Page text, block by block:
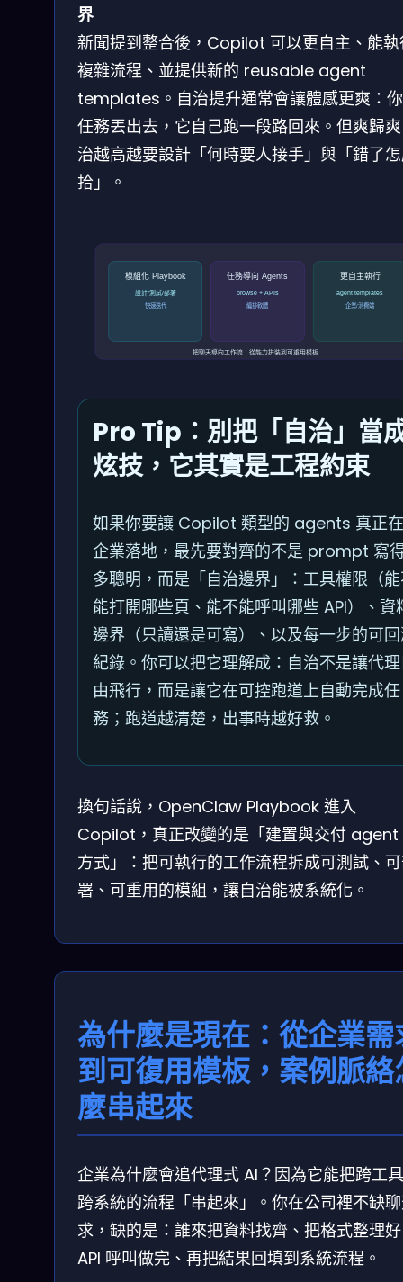
界
新聞提到整合後，Copilot 可以更自主、能
複雜流程、並提供新的 reusable agent
templates。自治提升通常會讓體感更爽：
任務丟出去，它自己跑一段路回來。但爽歸
治越高越要設計「何時要人接手」與「錯了
拾」。
模組化 Playbook
設計/測試/部署
快速迭代
任務導向 Agents
browse + APIs
編排軟體
更自主執行
agent templates
企業/消費端
把聊天導向工作流：從能力拼裝到可重用模板
Pro Tip：別把「自治」當
炫技，它其實是工程約束
如果你要讓 Copilot 類型的 agents 真正在
企業落地，最先要對齊的不是 prompt 寫
多聰明，而是「自治邊界」：工具權限（
能打開哪些頁、能不能呼叫哪些 API）、資
邊界（只讀還是可寫）、以及每一步的可
紀錄。你可以把它理解成：自治不是讓代
由飛行，而是讓它在可控跑道上自動完成任
務；跑道越清楚，出事時越好救。
換句話說，OpenClaw Playbook 進入
Copilot，真正改變的是「建置與交付 agent
方式」：把可執行的工作流程拆成可測試、
署、可重用的模組，讓自治能被系統化。
為什麼是現在：從企業需
到可復用模板，案例脈絡
麼串起來
企業為什麼會追代理式 AI？因為它能把跨工
跨系統的流程「串起來」。你在公司裡不缺
求，缺的是：誰來把資料找齊、把格式整理
API 呼叫做完、再把結果回填到系統流程。